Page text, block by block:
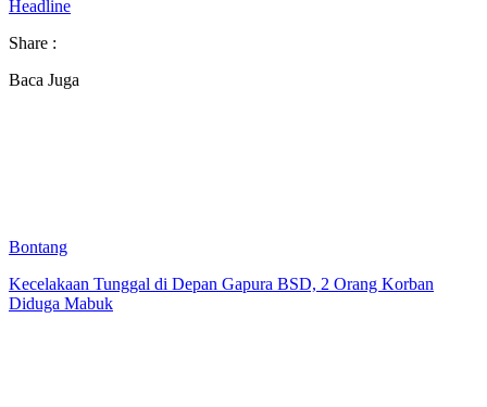
Headline
Share :
Baca Juga
Bontang
Kecelakaan Tunggal di Depan Gapura BSD, 2 Orang Korban
Diduga Mabuk